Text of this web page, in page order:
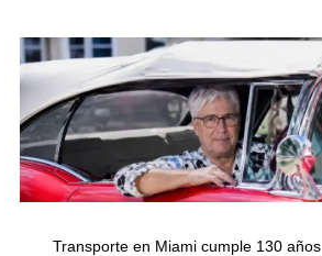
Transporte en Miami cumple 130 años